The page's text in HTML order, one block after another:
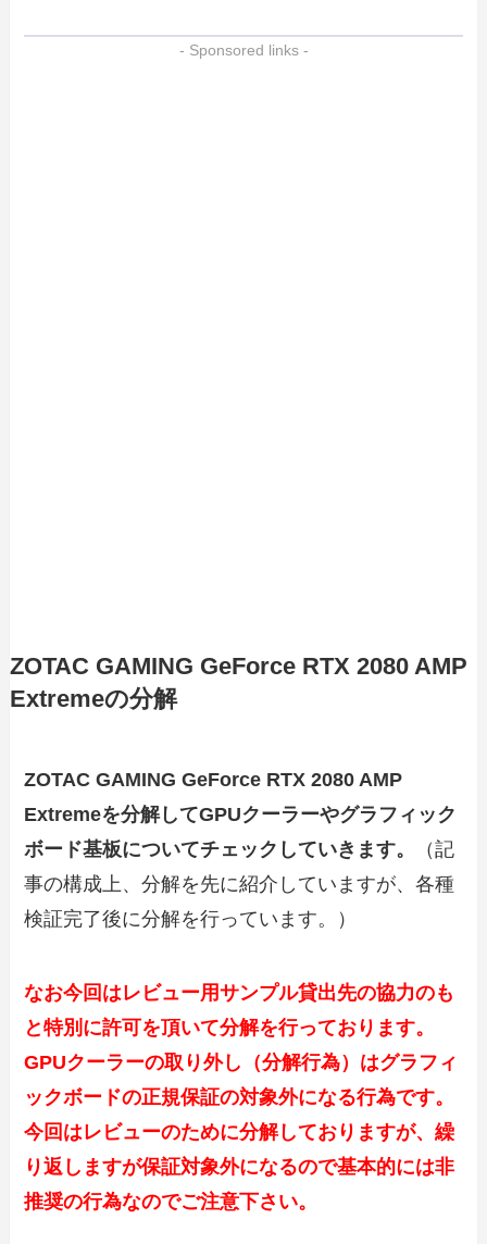
- Sponsored links -
ZOTAC GAMING GeForce RTX 2080 AMP
Extremeの分解
ZOTAC GAMING GeForce RTX 2080 AMP
Extremeを分解してGPUクーラーやグラフィック
ボード基板についてチェックしていきます。
（記
事の構成上、分解を先に紹介していますが、各種
検証完了後に分解を行っています。）
なお今回はレビュー用サンプル貸出先の協力のも
と特別に許可を頂いて分解を行っております。
GPUクーラーの取り外し（分解行為）はグラフィ
ックボードの正規保証の対象外になる行為です。
今回はレビューのために分解しておりますが、繰
り返しますが保証対象外になるので基本的には非
推奨の行為なのでご注意下さい。